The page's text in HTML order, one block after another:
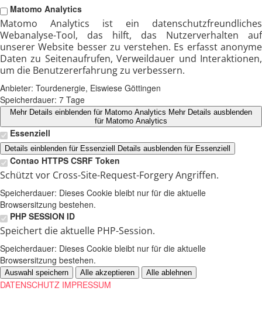
Matomo Analytics
Matomo Analytics ist ein datenschutzfreundliches
Webanalyse-Tool, das hilft, das Nutzerverhalten auf
unserer Website besser zu verstehen. Es erfasst anonyme
Daten zu Seitenaufrufen, Verweildauer und Interaktionen,
um die Benutzererfahrung zu verbessern.
Anbieter: Tourdenergie, Eiswiese Göttingen
Speicherdauer: 7 Tage
Mehr Details einblenden für Matomo Analytics Mehr Details ausblenden
für Matomo Analytics
Essenziell
Details einblenden für Essenziell Details ausblenden für Essenziell
Contao HTTPS CSRF Token
Schützt vor Cross-Site-Request-Forgery Angriffen.
Speicherdauer: Dieses Cookie bleibt nur für die aktuelle
Browsersitzung bestehen.
PHP SESSION ID
Speichert die aktuelle PHP-Session.
Speicherdauer: Dieses Cookie bleibt nur für die aktuelle
Browsersitzung bestehen.
Auswahl speichern Alle akzeptieren Alle ablehnen
DATENSCHUTZ IMPRESSUM